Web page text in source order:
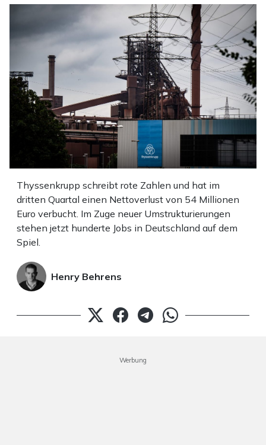
Thyssenkrupp schreibt rote Zahlen und hat im
dritten Quartal einen Nettoverlust von 54 Millionen
Euro verbucht. Im Zuge neuer Umstrukturierungen
stehen jetzt hunderte Jobs in Deutschland auf dem
Spiel.
Henry Behrens
Werbung